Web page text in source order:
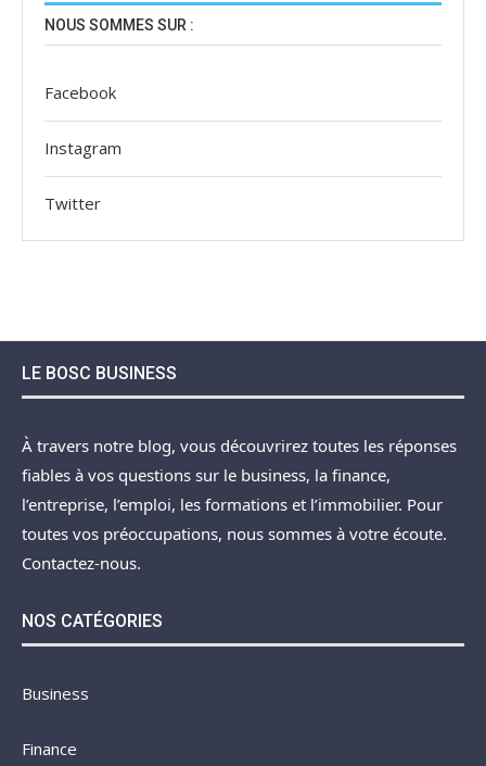
NOUS SOMMES SUR :
Facebook
Instagram
Twitter
LE BOSC BUSINESS
À travers notre blog, vous découvrirez toutes les réponses
fiables à vos questions sur le business, la finance,
l’entreprise, l’emploi, les formations et l’immobilier. Pour
toutes vos préoccupations, nous sommes à votre écoute.
Contactez-nous.
NOS CATÉGORIES
Business
Finance